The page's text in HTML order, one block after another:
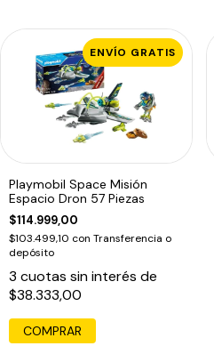
ENVÍO GRATIS
Playmobil Space Misión
Espacio Dron 57 Piezas
$114.999,00
$103.499,10 con Transferencia o
depósito
3 cuotas sin interés de
$38.333,00